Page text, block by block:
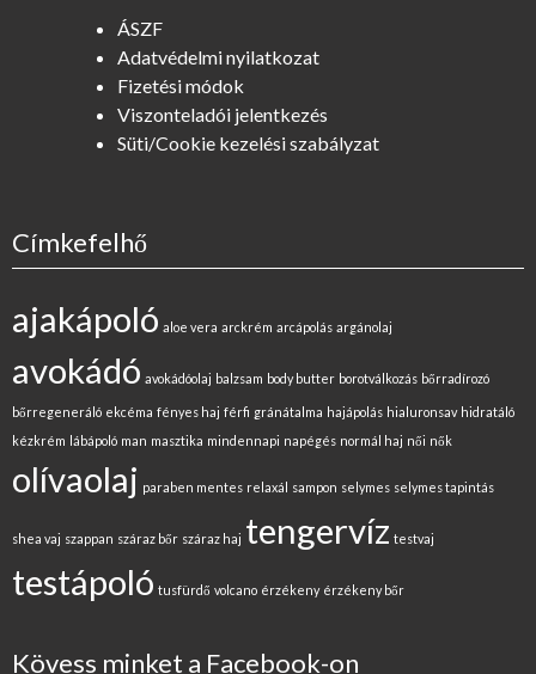
ÁSZF
Adatvédelmi nyilatkozat
Fizetési módok
Viszonteladói jelentkezés
Süti/Cookie kezelési szabályzat
Címkefelhő
ajakápoló aloe vera arckrém arcápolás argánolaj
avokádó avokádóolaj balzsam body butter borotválkozás bőrradírozó
bőrregeneráló ekcéma fényes haj férfi gránátalma hajápolás hialuronsav hidratáló
kézkrém lábápoló man masztika mindennapi napégés normál haj női nők
olívaolaj paraben mentes relaxál sampon selymes selymes tapintás
shea vaj szappan száraz bőr száraz haj tengervíz testvaj
testápoló tusfürdő volcano érzékeny érzékeny bőr
Kövess minket a Facebook-on